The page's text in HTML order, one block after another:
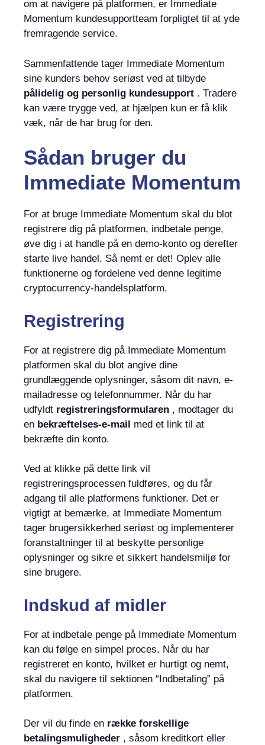
om at navigere på platformen, er Immediate
Momentum kundesupportteam forpligtet til at yde
fremragende service.
Sammenfattende tager Immediate Momentum
sine kunders behov seriøst ved at tilbyde
pålidelig og personlig kundesupport . Tradere
kan være trygge ved, at hjælpen kun er få klik
væk, når de har brug for den.
Sådan bruger du
Immediate Momentum
For at bruge Immediate Momentum skal du blot
registrere dig på platformen, indbetale penge,
øve dig i at handle på en demo-konto og derefter
starte live handel. Så nemt er det! Oplev alle
funktionerne og fordelene ved denne legitime
cryptocurrency-handelsplatform.
Registrering
For at registrere dig på Immediate Momentum
platformen skal du blot angive dine
grundlæggende oplysninger, såsom dit navn, e-
mailadresse og telefonnummer. Når du har
udfyldt registreringsformularen , modtager du
en bekræftelses-e-mail med et link til at
bekræfte din konto.
Ved at klikke på dette link vil
registreringsprocessen fuldføres, og du får
adgang til alle platformens funktioner. Det er
vigtigt at bemærke, at Immediate Momentum
tager brugersikkerhed seriøst og implementerer
foranstaltninger til at beskytte personlige
oplysninger og sikre et sikkert handelsmiljø for
sine brugere.
Indskud af midler
For at indbetale penge på Immediate Momentum
kan du følge en simpel proces. Når du har
registreret en konto, hvilket er hurtigt og nemt,
skal du navigere til sektionen “Indbetaling” på
platformen.
Der vil du finde en række forskellige
betalingsmuligheder , såsom kreditkort eller